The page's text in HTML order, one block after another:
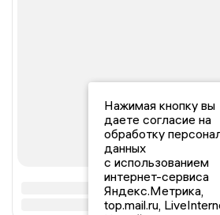
Нажимая кнопку вы
даете согласие на
обработку
данных
с использованием
интернет-сервиса
Яндекс.Метрика,
top.mail.ru,